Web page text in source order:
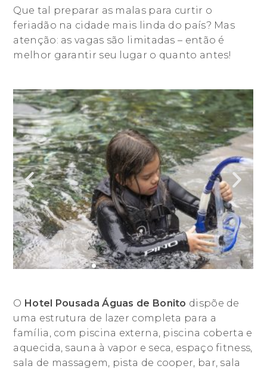
Que tal preparar as malas para curtir o
feriadão na cidade mais linda do país? Mas
atenção: as vagas são limitadas – então é
melhor garantir seu lugar o quanto antes!
O Hotel Pousada Águas de Bonito dispõe de
uma estrutura de lazer completa para a
família, com piscina externa, piscina coberta e
aquecida, sauna à vapor e seca, espaço fitness,
sala de massagem, pista de cooper, bar, sala